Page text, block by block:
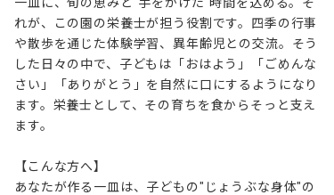
れが、この園の栄養士が担う役割です。四季の行事
や散歩を通じた体験学習、異年齢児との交流。そう
した日々の中で、子どもは「おはよう」「ごめんな
さい」「ありがとう」を自然に口にするようになり
ます。栄養士として、その育ちを食からそっと支え
ます。
【こんな方へ】
あなたが作る一皿は、子どもの"じょうぶな身体"の